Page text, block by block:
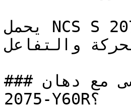
يحمل NCS S 2075-Y60R حيوية ودّية ومرحبة تزيد من دفء
والتفاعل.
### ما هي تدرجات الألوان التي تتماشى مع دهان NCS S
2075-Y60R؟